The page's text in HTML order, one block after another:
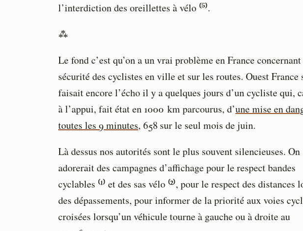
l’interdiction des oreillettes à vélo ⁽⁵⁾.
⁂
Le fond c’est qu’on a un vrai problème en France
sécurité des cyclistes en ville et sur les routes. Ouest France
faisait encore l’écho il y a quelques jours d’un cycliste qui,
à l’appui, fait état en 1000 km parcourus, d’une mise en
toutes les 9 minutes, 658 sur le seul mois de juin.
Là dessus nos autorités sont le plus souvent silencieuses. On
adorerait des campagnes d’affichage pour le respect bandes
cyclables ⁽¹⁾ et des sas vélo ⁽²⁾, pour le respect des distances
des dépassements, pour informer de la priorité aux voies
croisées lorsqu’un véhicule tourne à gauche ou à droite au